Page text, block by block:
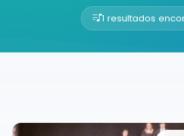
1 resultados
Buscador de músicos